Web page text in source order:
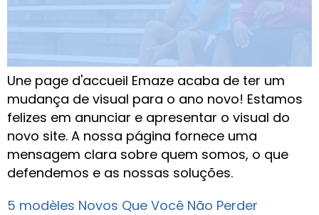
Une page d'accueil Emaze acaba de ter um
mudança de visual para o ano novo! Estamos
felizes em anunciar e apresentar o visual do
novo site. A nossa página fornece uma
mensagem clara sobre quem somos, o que
defendemos e as nossas soluções.
5 modèles Novos Que Você Não Perder